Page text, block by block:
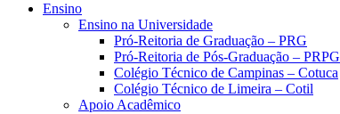
Ensino
Ensino na Universidade
Pró-Reitoria de Graduação – PRG
Pró-Reitoria de Pós-Graduação – PRPG
Colégio Técnico de Campinas – Cotuca
Colégio Técnico de Limeira – Cotil
Apoio Acadêmico